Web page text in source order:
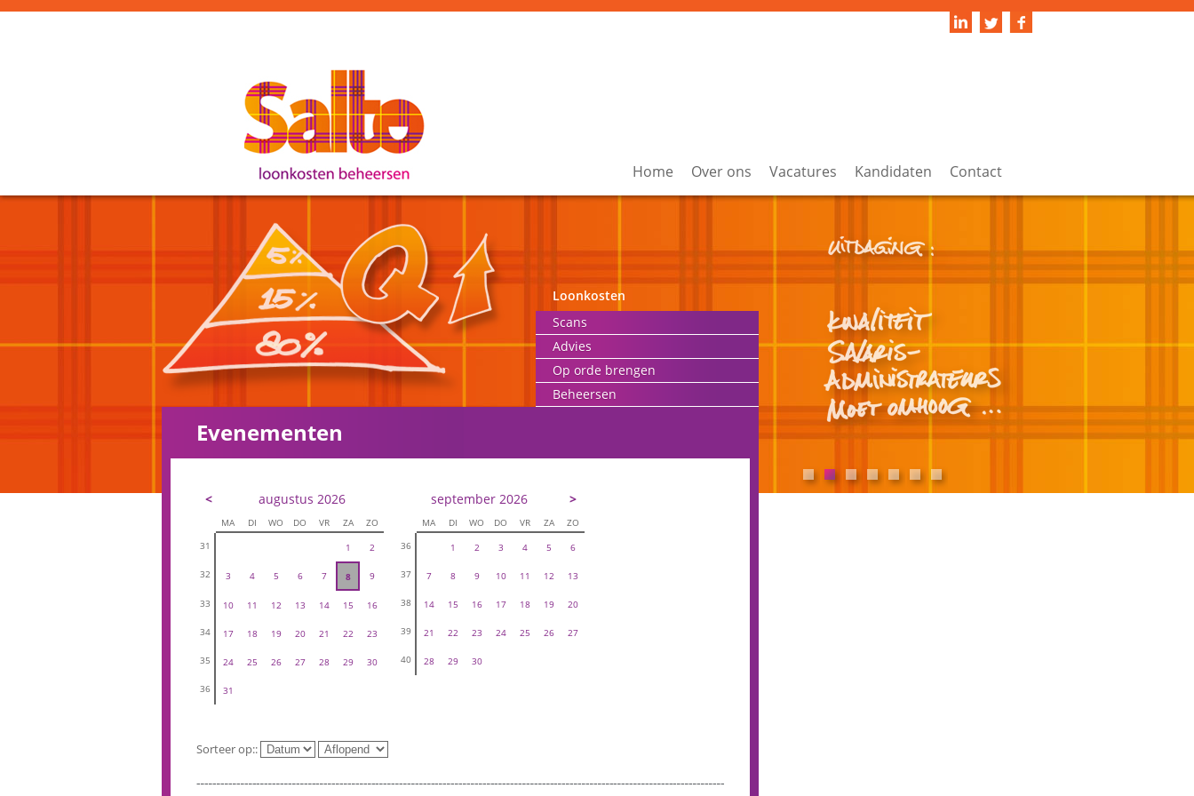
Home Over ons Vacatures Kandidaten Contact
Loonkosten
Scans
Advies
Op orde brengen
Beheersen
Evenementen
< augustus 2026
MA DI WO DO VR ZA
ZO
31
1 2
32 3 4 5 6 7 8 9
33 10 11 12 13 14 15 16
34 17 18 19 20 21 22 23
35 24 25 26 27 28 29 30
36 31
september 2026 >
MA DI WO DO VR ZA
ZO
36
1 2 3 4 5 6
37 7 8 9 10 11 12 13
38 14 15 16 17 18 19 20
39 21 22 23 24 25 26 27
40 28 29 30
Sorteer op::